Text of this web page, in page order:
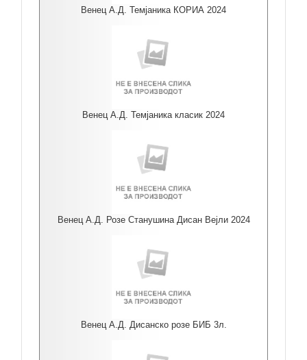
Венец А.Д. Темјаника КОРИА 2024
Венец А.Д. Темјаника класик 2024
Венец А.Д. Розе Станушина Дисан Вејли 2024
Венец А.Д. Дисанско розе БИБ 3л.